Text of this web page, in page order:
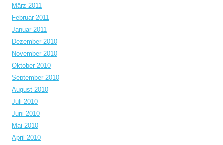
März 2011
Februar 2011
Januar 2011
Dezember 2010
November 2010
Oktober 2010
September 2010
August 2010
Juli 2010
Juni 2010
Mai 2010
April 2010